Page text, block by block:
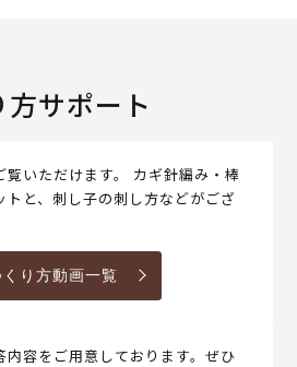
方サポート
いただけます。 カギ針編み・棒
と、刺し子の刺し方などがござ
くり方動画一覧
内容をご用意しております。ぜひ